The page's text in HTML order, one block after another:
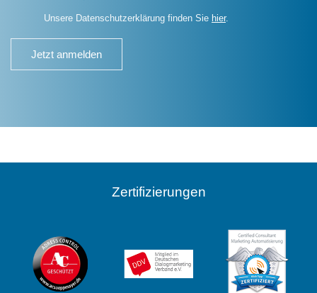
Unsere Datenschutzerklärung finden Sie hier.
Jetzt anmelden
Zertifizierungen